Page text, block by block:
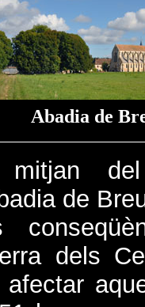
Abadia de
de
dels
afectar